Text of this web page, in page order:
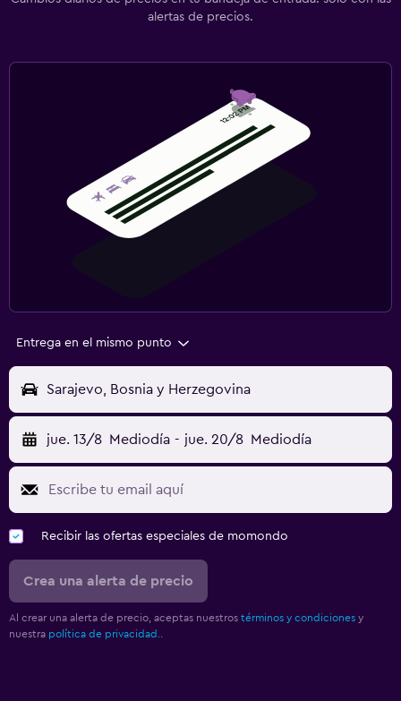
alertas de precios.
Entrega en el mismo punto
Sarajevo, Bosnia y Herzegovina
jue. 13/8 Mediodía - jue. 20/8 Mediodía
Recibir las ofertas especiales de momondo
Crea una alerta de precio
Al crear una alerta de precio, aceptas nuestros términos y condiciones y
nuestra política de privacidad.